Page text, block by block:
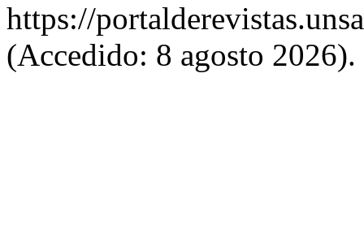
https://
(Accedido: 8 agosto 2026).